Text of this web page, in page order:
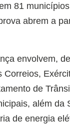
81
abrem a
envolvem,
de
além da
de energia